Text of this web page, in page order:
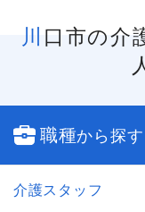
川口市の介護付有料老人ホームの求
職種から探す
介護スタッフ